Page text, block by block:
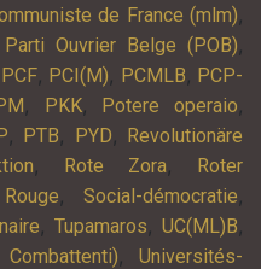
de France (mlm),
Parti Ouvrier Belge (POB),
PCF, PCI(M), PCMLB, PCP-
, PKK, Potere operaio,
, PTB, PYD,
Revolutionäre
, Rote Zora,
Roter
, Social-démocratie,
, Tupamaros, UC(ML)B,
,Universités-